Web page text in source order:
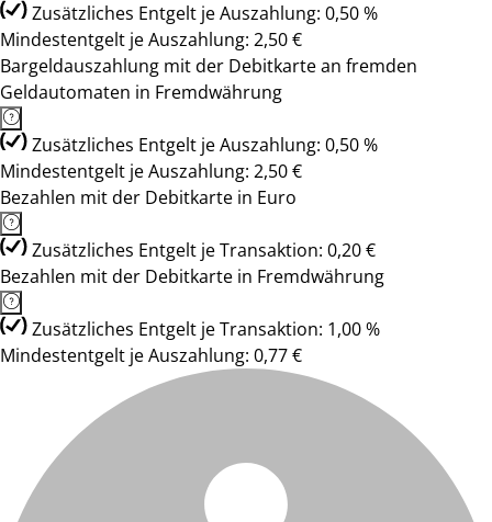
Zusätzliches Entgelt je Auszahlung: 0,50 %
Mindestentgelt je Auszahlung: 2,50 €
Bargeldauszahlung mit der Debitkarte an fremden
Geldautomaten in Fremdwährung
Zusätzliches Entgelt je Auszahlung: 0,50 %
Mindestentgelt je Auszahlung: 2,50 €
Bezahlen mit der Debitkarte in Euro
Zusätzliches Entgelt je Transaktion: 0,20 €
Bezahlen mit der Debitkarte in Fremdwährung
Zusätzliches Entgelt je Transaktion: 1,00 %
Mindestentgelt je Auszahlung: 0,77 €